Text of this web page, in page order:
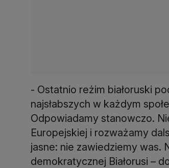
- Ostatnio reżim białoruski
najsłabszych w każdym
Odpowiadamy stanowczo.
Europejskiej i rozważamy
jasne: nie zawiedziemy was.
demokratycznej Białorusi –